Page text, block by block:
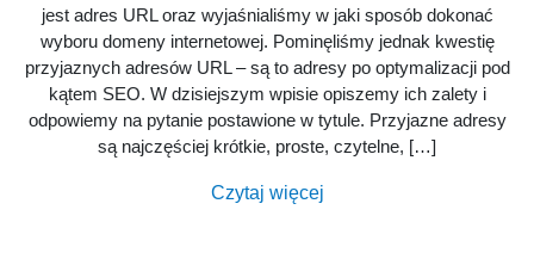
jest adres URL oraz wyjaśnialiśmy w jaki sposób dokonać
wyboru domeny internetowej. Pominęliśmy jednak kwestię
przyjaznych adresów URL – są to adresy po optymalizacji pod
kątem SEO. W dzisiejszym wpisie opiszemy ich zalety i
odpowiemy na pytanie postawione w tytule. Przyjazne adresy
są najczęściej krótkie, proste, czytelne, […]
Czytaj więcej